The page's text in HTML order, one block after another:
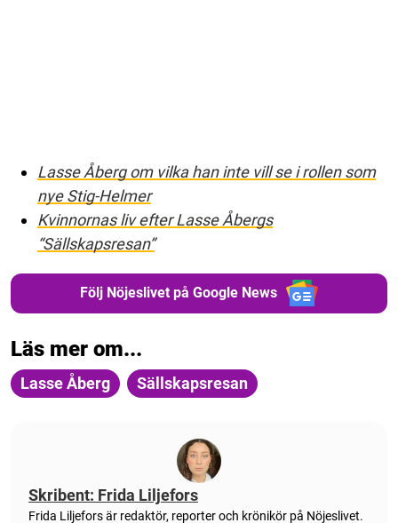
Lasse Åberg om vilka han inte vill se i rollen som
nye Stig-Helmer
Kvinnornas liv efter Lasse Åbergs
“Sällskapsresan”
Följ Nöjeslivet på Google News
Läs mer om...
Lasse Åberg Sällskapsresan
Skribent: Frida Liljefors
Frida Liljefors är redaktör, reporter och krönikör på Nöjeslivet.